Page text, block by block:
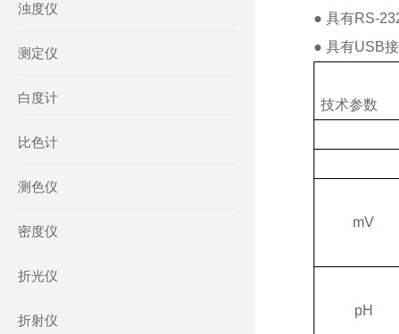
浊度仪
测定仪
白度计
比色计
测色仪
密度仪
折光仪
折射仪
● 具有RS-
● 具有USB
技术参数
mV
pH